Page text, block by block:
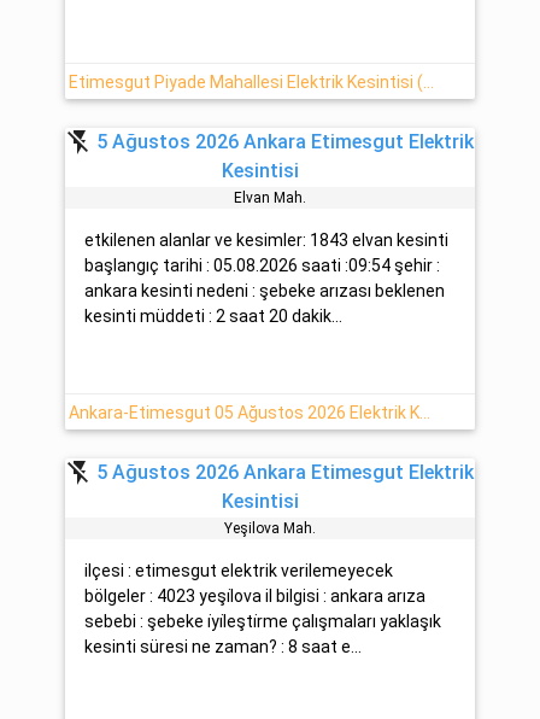
flash_off 5 Ağustos 2026 Ankara Etimesgut Elektrik
Kesintisi
Elvan Mah.
etkilenen alanlar ve kesimler: 1843 elvan kesinti
başlangıç tarihi : 05.08.2026 saati :09:54 şehir :
ankara kesinti nedeni : şebeke arızası beklenen
kesinti müddeti : 2 saat 20 dakik...
Ankara-Etimesgut 05 Ağustos 2026 Elektrik Kesintisi Hakkında Detaylar (Başkent EDAŞ)
flash_off 5 Ağustos 2026 Ankara Etimesgut Elektrik
Kesintisi
Yeşi̇lova Mah.
ilçesi : etimesgut elektrik verilemeyecek
bölgeler : 4023 yeşi̇lova il bilgisi : ankara arıza
sebebi : şebeke i̇yi̇leşti̇rme çalışmaları yaklaşık
kesinti süresi ne zaman? : 8 saat e...